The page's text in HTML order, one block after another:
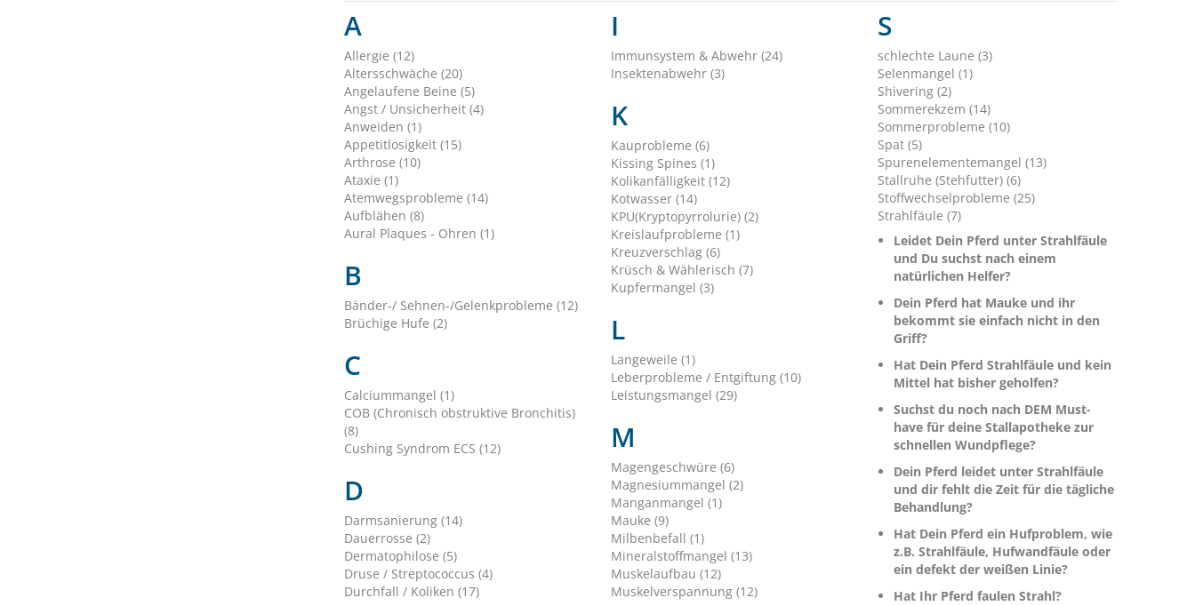
A
Allergie (12)
Altersschwäche (20)
Angelaufene Beine (5)
Angst / Unsicherheit (4)
Anweiden (1)
Appetitlosigkeit (15)
Arthrose (10)
Ataxie (1)
Atemwegsprobleme (14)
Aufblähen (8)
Aural Plaques - Ohren (1)
B
Bänder-/ Sehnen-/Gelenkprobleme (12)
Brüchige Hufe (2)
C
Calciummangel (1)
COB (Chronisch obstruktive Bronchitis)
(8)
Cushing Syndrom ECS (12)
D
Darmsanierung (14)
Dauerrosse (2)
Dermatophilose (5)
Druse / Streptococcus (4)
Durchfall / Koliken (17)
I
Immunsystem & Abwehr (24)
Insektenabwehr (3)
K
Kauprobleme (6)
Kissing Spines (1)
Kolikanfälligkeit (12)
Kotwasser (14)
KPU(Kryptopyrrolurie) (2)
Kreislaufprobleme (1)
Kreuzverschlag (6)
Krüsch & Wählerisch (7)
Kupfermangel (3)
L
Langeweile (1)
Leberprobleme / Entgiftung (10)
Leistungsmangel (29)
M
Magengeschwüre (6)
Magnesiummangel (2)
Manganmangel (1)
Mauke (9)
Milbenbefall (1)
Mineralstoffmangel (13)
Muskelaufbau (12)
Muskelverspannung (12)
S
schlechte Laune (3)
Selenmangel (1)
Shivering (2)
Sommerekzem (14)
Sommerprobleme (10)
Spat (5)
Spurenelementemangel (13)
Stallruhe (Stehfutter) (6)
Stoffwechselprobleme (25)
Strahlfäule (7)
Leidet Dein Pferd unter Strahlfäule
und Du suchst nach einem
natürlichen Helfer?
Dein Pferd hat Mauke und ihr
bekommt sie einfach nicht in den
Griff?
Hat Dein Pferd Strahlfäule und kein
Mittel hat bisher geholfen?
Suchst du noch nach DEM Must-
have für deine Stallapotheke zur
schnellen Wundpflege?
Dein Pferd leidet unter Strahlfäule
und dir fehlt die Zeit für die tägliche
Behandlung?
Hat Dein Pferd ein Hufproblem, wie
z.B. Strahlfäule, Hufwandfäule oder
ein defekt der weißen Linie?
Hat Ihr Pferd faulen Strahl?